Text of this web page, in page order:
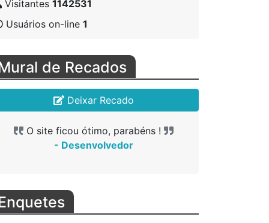
Visitantes 1142531
Usuários on-line 1
de Recados
Deixar Recado
O site ficou ótimo, parabéns !
- Desenvolvedor